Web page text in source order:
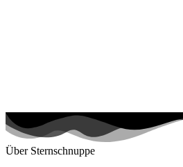
Über Sternschnuppe